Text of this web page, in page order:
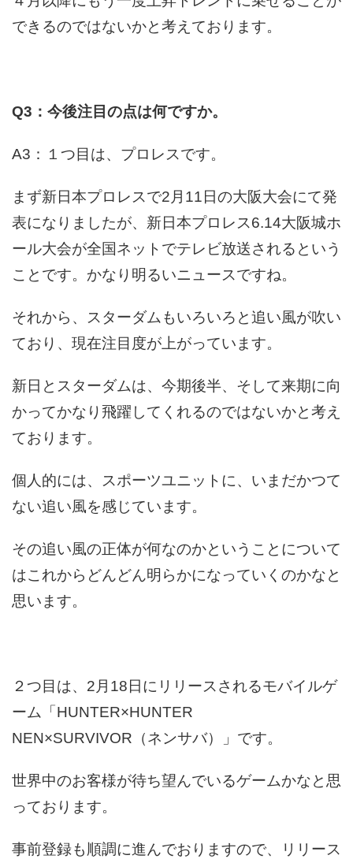
できるのではないかと考えております。
Q3：今後注目の点は何ですか。
A3：１つ目は、プロレスです。
まず新日本プロレスで2月11日の大阪大会にて発
表になりましたが、新日本プロレス6.14大阪城ホ
ール大会が全国ネットでテレビ放送されるという
ことです。かなり明るいニュースですね。
それから、スターダムもいろいろと追い風が吹い
ており、現在注目度が上がっています。
新日とスターダムは、今期後半、そして来期に向
かってかなり飛躍してくれるのではないかと考え
ております。
個人的には、スポーツユニットに、いまだかつて
ない追い風を感じています。
その追い風の正体が何なのかということについて
はこれからどんどん明らかになっていくのかなと
思います。
２つ目は、2月18日にリリースされるモバイルゲ
ーム「HUNTER×HUNTER
NEN×SURVIVOR（ネンサバ）」です。
世界中のお客様が待ち望んでいるゲームかなと思
っております。
事前登録も順調に進んでおりますので、リリース